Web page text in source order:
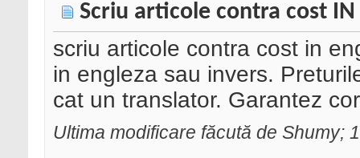
Scriu articole contra cost IN
scriu articole contra cost in
in engleza sau invers.
cat un translator. Garantez
Ultima modificare făcută de Shumy;